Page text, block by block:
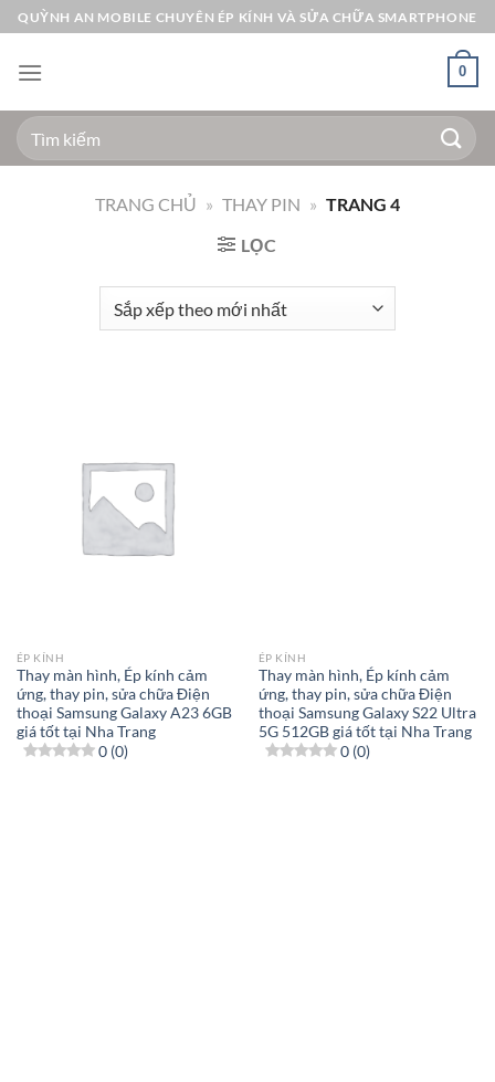
Bỏ
qua
nội
QUỲNH AN MOBILE CHUYÊN ÉP KÍNH VÀ SỬA CHỮA SMARTPHONE
0
Tìm
kiếm:
TRANG CHỦ » THAY PIN » TRANG 4
LỌC
ÉP KÍNH
Thay màn hình, Ép kính cảm
ứng, thay pin, sửa chữa Điện
thoại Samsung Galaxy A23 6GB
giá tốt tại Nha Trang
0 (0)
ÉP KÍNH
Thay màn hình, Ép kính cảm
ứng, thay pin, sửa chữa Điện
thoại Samsung Galaxy S22 Ultra
5G 512GB giá tốt tại Nha Trang
0 (0)